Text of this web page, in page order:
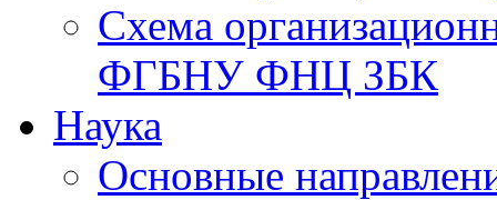
Схема
ФГБНУ ФНЦ ЗБК
Наука
Основные